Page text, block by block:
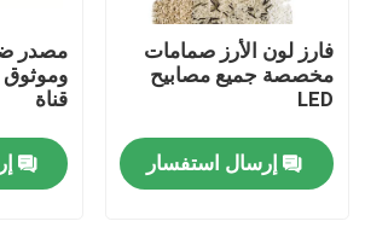
الصفحة الرئيسية
فارز لون الأرز صمامات
مخصصة جميع مصابيح
LED
إرسال استفسار
مصدر
قناة